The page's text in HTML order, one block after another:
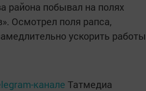
района побывал на полях
Осмотрел поля рапса,
ускорить работы
канале Татмедиа